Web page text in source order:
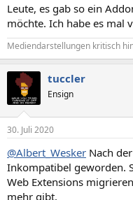
Leute, es gab so ein
möchte. Ich habe es mal
Mediendarstellungen kritisch
tuccler
Ensign
30. Juli 2020
@Albert_Wesker Nach
Inkompatibel geworden.
Web Extensions
mehr gibt.